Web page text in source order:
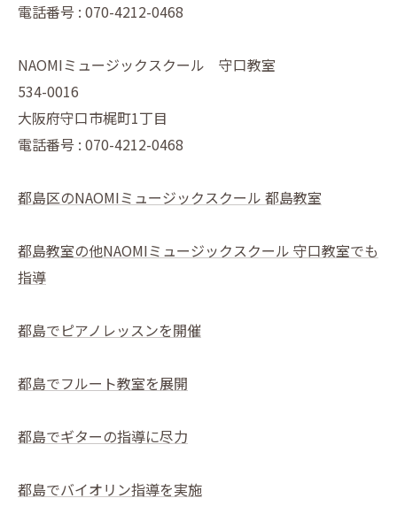
電話番号 : 070-4212-0468
NAOMIミュージックスクール 守口教室
534-0016
大阪府守口市梶町1丁目
電話番号 : 070-4212-0468
都島区のNAOMIミュージックスクール 都島教室
都島教室の他NAOMIミュージックスクール 守口教室でも
指導
都島でピアノレッスンを開催
都島でフルート教室を展開
都島でギターの指導に尽力
都島でバイオリン指導を実施